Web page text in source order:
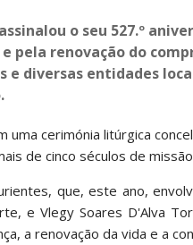
o seu 527.º
pela renovação do
diversas entidades
cerimónia litúrgica
de cinco séculos de
que, este ano,
e Vlegy Soares D'Alva
a renovação da vida e a